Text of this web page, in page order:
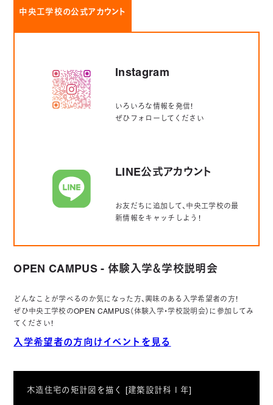
中央工学校の公式アカウント
Instagram
いろいろな情報を発信！
ぜひフォローしてください
LINE公式アカウント
お友だちに追加して、中央工学校の最
新情報をキャッチしよう！
OPEN CAMPUS - 体験入学＆学校説明会
どんなことが学べるのか気になった方、興味のある入学希望者の方！
ぜひ中央工学校のOPEN CAMPUS（体験入学・学校説明会）に参加してみ
てください！
入学希望者の方向けイベントを見る
木造住宅の矩計図を描く [建築設計科１年]